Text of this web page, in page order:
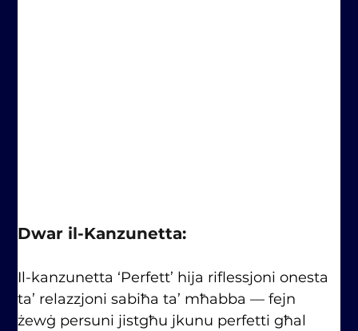
Dwar il-Kanzunetta:
Il-kanzunetta ‘Perfett’ hija riflessjoni onesta
ta’ relazzjoni sabiħa ta’ mħabba –– fejn
żewġ persuni jistgħu jkunu perfetti għal